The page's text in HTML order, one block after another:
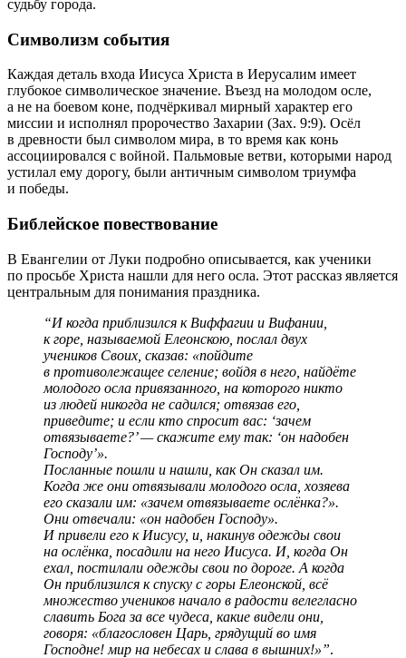
судьбу города.
Символизм события
Каждая деталь входа Иисуса Христа в Иерусалим имеет
глубокое символическое значение. Въезд на молодом осле,
а не на боевом коне, подчёркивал мирный характер его
миссии и исполнял пророчество Захарии (Зах. 9:9). Осёл
в древности был символом мира, в то время как конь
ассоциировался с войной. Пальмовые ветви, которыми народ
устилал ему дорогу, были античным символом триумфа
и победы.
Библейское повествование
В Евангелии от Луки подробно описывается, как ученики
по просьбе Христа нашли для него осла. Этот рассказ является
центральным для понимания праздника.
“И когда приблизился к Виффагии и Вифании,
к горе, называемой Елеонскою, послал двух
учеников Своих, сказав: «пойдите
в противолежащее селение; войдя в него, найдёте
молодого осла привязанного, на которого никто
из людей никогда не садился; отвязав его,
приведите; и если кто спросит вас: ‘зачем
отвязываете?’ — скажите ему так: ‘он надобен
Господу’».
Посланные пошли и нашли, как Он сказал им.
Когда же они отвязывали молодого осла, хозяева
его сказали им: «зачем отвязываете ослёнка?».
Они отвечали: «он надобен Господу».
И привели его к Иисусу, и, накинув одежды свои
на ослёнка, посадили на него Иисуса. И, когда Он
ехал, постилали одежды свои по дороге. А когда
Он приблизился к спуску с горы Елеонской, всё
множество учеников начало в радости велегласно
славить Бога за все чудеса, какие видели они,
говоря: «благословен Царь, грядущий во имя
Господне! мир на небесах и слава в вышних!»”.